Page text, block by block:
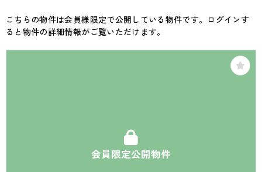
こちらの物件は会員様限定で公開している物件です。ログインす
ると物件の詳細情報がご覧いただけます。
会員限定公開物件